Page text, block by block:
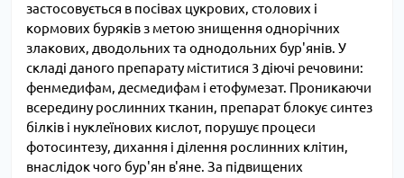
застосовується в посівах цукрових, столових і
кормових буряків з метою знищення однорічних
злакових, дводольних та однодольних бур'янів. У
складі даного препарату міститися 3 діючі речовини:
фенмедифам, десмедифам і етофумезат. Проникаючи
всередину рослинних тканин, препарат блокує синтез
білків і нуклеїнових кислот, порушує процеси
фотосинтезу, дихання і ділення рослинних клітин,
внаслідок чого бур'ян в'яне. За підвищених